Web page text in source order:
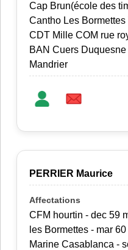
Cap Brun(école des
Cantho Les
CDT Mille COM rue
BAN Cuers
Mandrier
PERRIER Maurice
CFM hourtin - dec 59
les Bormettes - mar
Marine Casablanca -